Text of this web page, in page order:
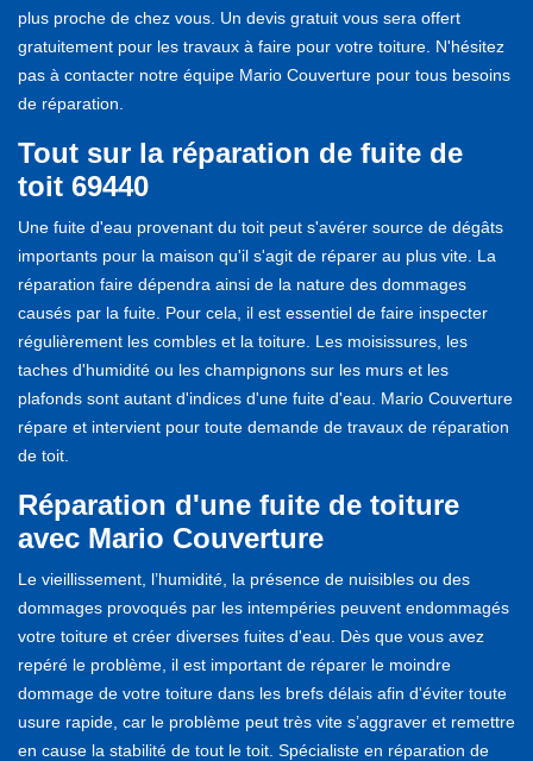
plus proche de chez vous. Un devis gratuit vous sera offert
gratuitement pour les travaux à faire pour votre toiture. N'hésitez
pas à contacter notre équipe Mario Couverture pour tous besoins
de réparation.
Tout sur la réparation de fuite de
toit 69440
Une fuite d'eau provenant du toit peut s'avérer source de dégâts
importants pour la maison qu'il s'agit de réparer au plus vite. La
réparation faire dépendra ainsi de la nature des dommages
causés par la fuite. Pour cela, il est essentiel de faire inspecter
régulièrement les combles et la toiture. Les moisissures, les
taches d'humidité ou les champignons sur les murs et les
plafonds sont autant d'indices d'une fuite d'eau. Mario Couverture
répare et intervient pour toute demande de travaux de réparation
de toit.
Réparation d'une fuite de toiture
avec Mario Couverture
Le vieillissement, l’humidité, la présence de nuisibles ou des
dommages provoqués par les intempéries peuvent endommagés
votre toiture et créer diverses fuites d'eau. Dès que vous avez
repéré le problème, il est important de réparer le moindre
dommage de votre toiture dans les brefs délais afin d'éviter toute
usure rapide, car le problème peut très vite s’aggraver et remettre
en cause la stabilité de tout le toit. Spécialiste en réparation de